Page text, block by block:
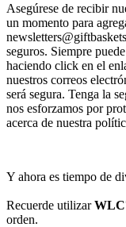
Asegúrese de recibir
un momento para
seguros. Siempre
haciendo click en el
nuestros correos
será segura. Tenga la
nos esforzamos por
acerca de nuestra
Y ahora es tiempo de
Recuerde utilizar
orden.